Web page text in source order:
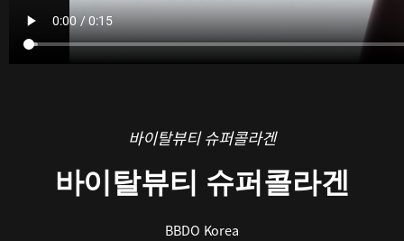
바이탈뷰티 슈퍼콜라겐
바이탈뷰티 슈퍼콜라겐
BBDO Korea